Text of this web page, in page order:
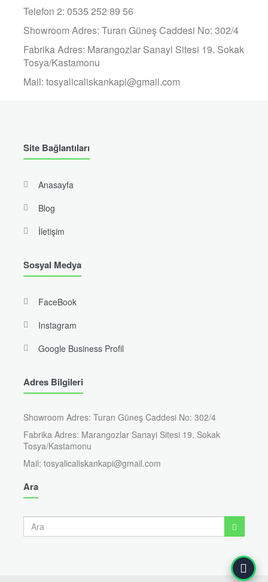
Telefon 2: 0535 252 89 56
Showroom Adres: Turan Güneş Caddesi No: 302/4
Fabrika Adres: Marangozlar Sanayi Sitesi 19. Sokak
Tosya/Kastamonu
Mail: tosyalicaliskankapi@gmail.com
Site Bağlantıları
Anasayfa
Blog
İletişim
Sosyal Medya
FaceBook
Instagram
Google Business Profil
Adres Bilgileri
Showroom Adres: Turan Güneş Caddesi No: 302/4
Fabrika Adres: Marangozlar Sanayi Sitesi 19. Sokak
Tosya/Kastamonu
Mail: tosyalicaliskankapi@gmail.com
Ara
Ara Ara